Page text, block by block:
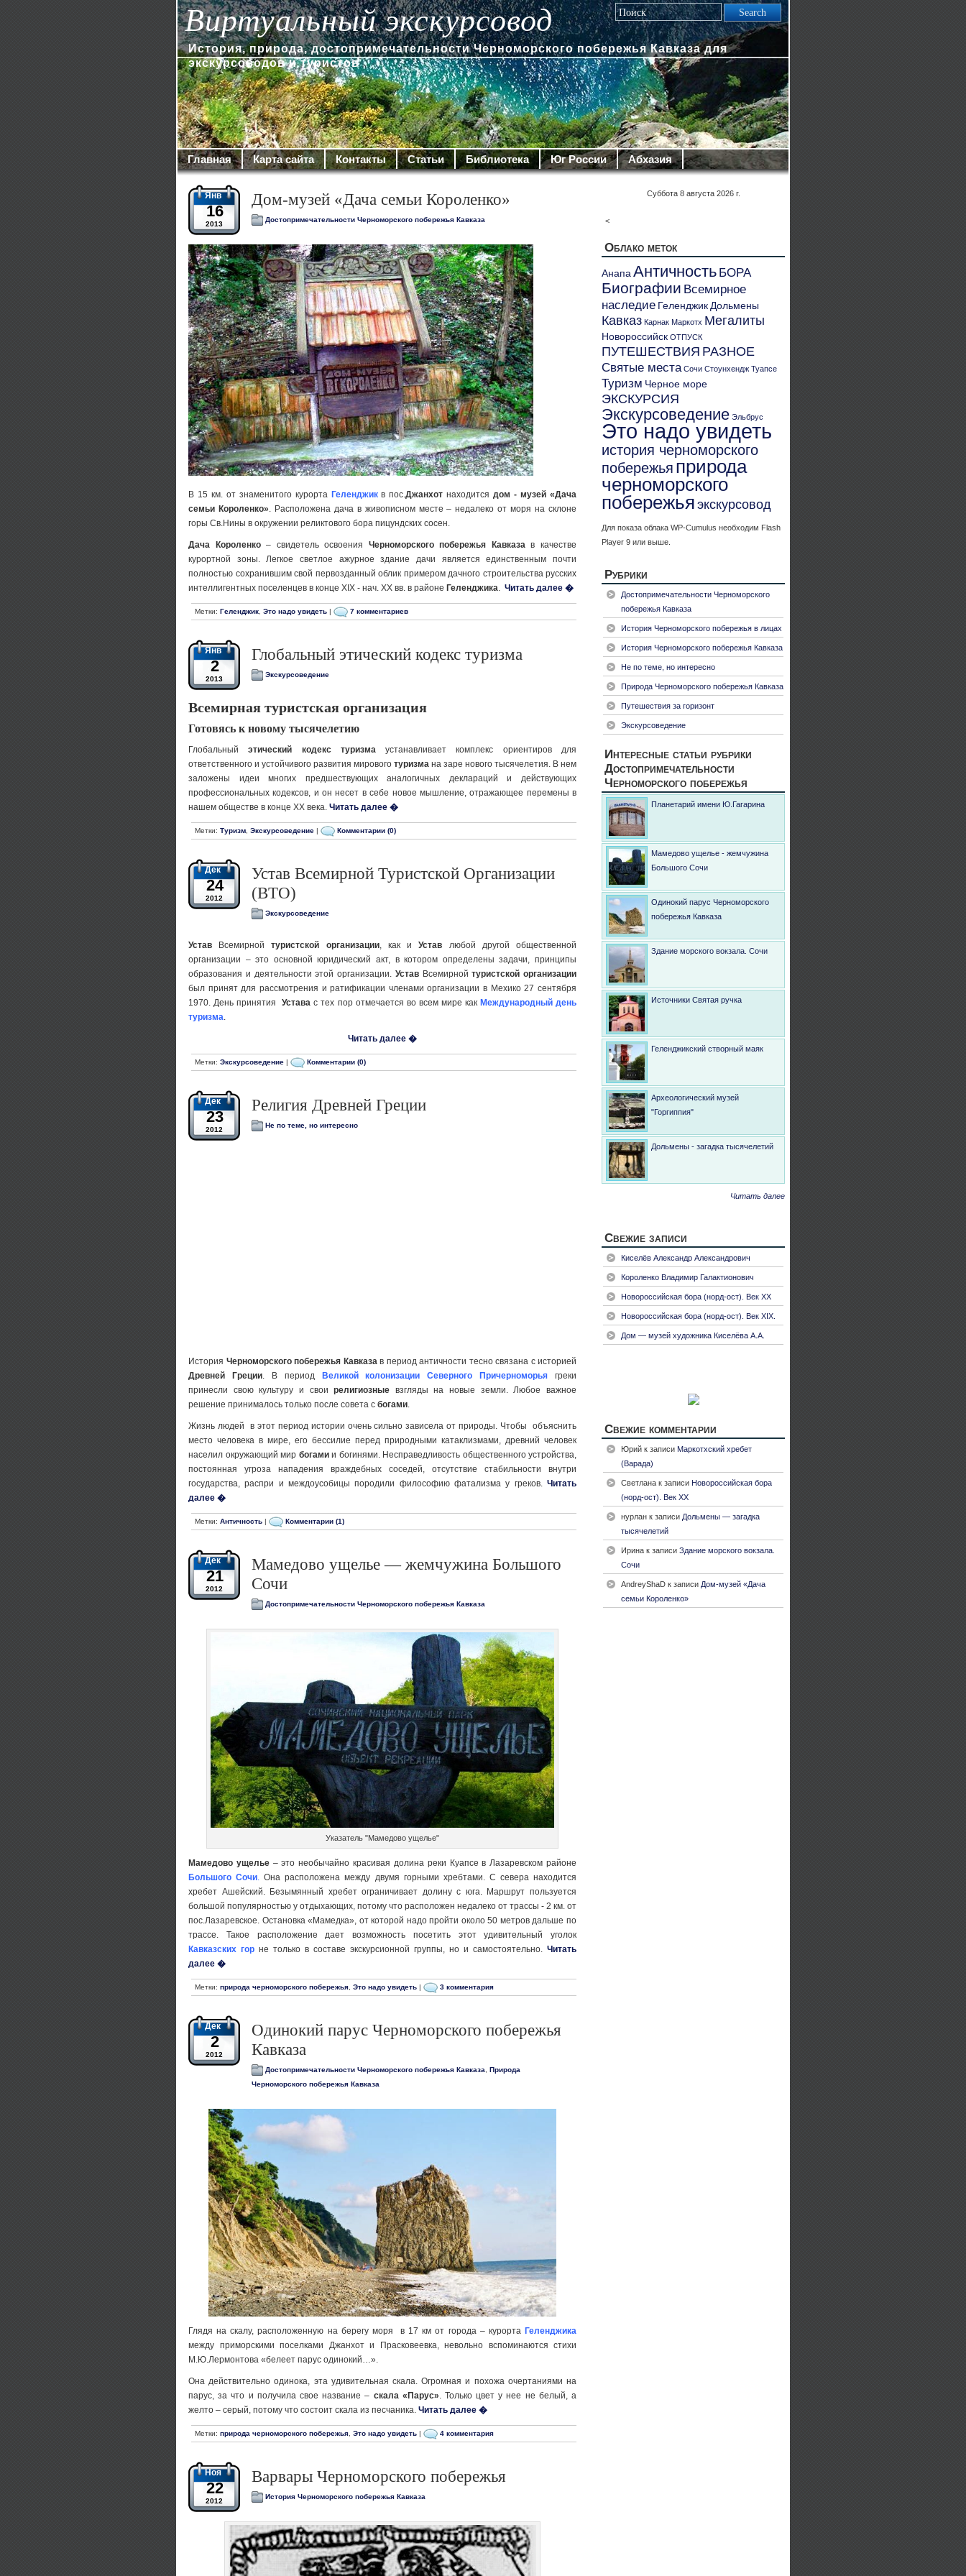
Виртуальный экскурсовод
История, природа, достопримечательности Черноморского побережья Кавказа для
экскурсоводов и туристов
Главная Карта сайта Контакты Статьи Библиотека Юг России Абхазия
Янв
16
2013
Дом-музей «Дача семьи Короленко»
Достопримечательности Черноморского побережья Кавказа
В 15 км. от знаменитого курорта Геленджикв пос.Джанхот находитсядом - музей «Дача
семьи Короленко». Расположена дача в живописном месте – недалеко от моря на склоне
горы Св.Нины в окружении реликтового бора пицундских сосен.
Дача Короленко– свидетель освоения Черноморского побережья Кавказав качестве
курортной зоны. Легкое светлое ажурное здание дачи является единственным почти
полностью сохранившим свой первозданный облик примером дачного строительства русских
интеллигентных поселенцев в конце XIX - нач. ХХ вв. в районе Геленджика. Читать далее �
Метки: Геленджик Это надо увидеть | 7 комментариев
Янв
2
2013
Глобальный этический кодекс туризма
Экскурсоведение
Всемирная туристская организация
Готовясь к новому тысячелетию
Глобальныйэтический кодекс туризмаустанавливает комплекс ориентиров для
ответственного и устойчивого развития мирового туризма на заре нового тысячелетия. В нем
заложены идеи многих предшествующих аналогичных деклараций и действующих
профессиональных кодексов, и он несет в себе новое мышление, отражающее перемены в
нашем обществе в конце XX века. Читать далее �
Метки: Туризм Экскурсоведение | Комментарии (0)
Дек
24
2012
Устав Всемирной Туристской Организации
(ВТО)
Экскурсоведение
Устав Всемирнойтуристской организации, как иУстав любой другой общественной
организации – это основной юридический акт, в котором определены задачи, принципы
образования и деятельности этой организации. УставВсемирнойтуристской организации
был принят для рассмотрения и ратификации членами организации в Мехико 27 сентября
1970. День принятияУстава с тех пор отмечается во всем мире как Международный день
туризма.
Читать далее �
Метки: Экскурсоведение | Комментарии (0)
Дек
23
2012
Религия Древней Греции
Не по теме, но интересно
История Черноморского побережья Кавказав период античности тесно связана с историей
Древней Греции. В период Великой колонизации Северного Причерноморья греки
принесли свою культуру и своирелигиозные взгляды на новые земли. Любое важное
решение принималось только после совета с богами.
Жизнь людей в этот период истории очень сильно зависела от природы. Чтобы объяснить
место человека в мире, его бессилие перед природными катаклизмами, древний человек
населил окружающий мир богамии богинями. Несправедливость общественного устройства,
постоянная угроза нападения враждебных соседей, отсутствие стабильности внутри
государства, распри и междоусобицы породили философию фатализма у греков. Читать
далее �
Метки: Античность | Комментарии (1)
Дек
21
2012
Мамедово ущелье — жемчужина Большого
Сочи
Достопримечательности Черноморского побережья Кавказа
Указатель "Мамедово ущелье"
Мамедово ущелье– это необычайно красивая долина реки Куапсе в Лазаревском районе
Большого Сочи. Она расположена между двумя горными хребтами. С севера находится
хребет Ашейский. Безымянный хребет ограничивает долину с юга. Маршрут пользуется
большой популярностью у отдыхающих, потому что расположен недалеко от трассы - 2 км. от
пос.Лазаревское. Остановка «Мамедка», от которой надо пройти около 50 метров дальше по
трассе. Такое расположение дает возможность посетить этот удивительный уголок
Кавказских гор не только в составе экскурсионной группы, но и самостоятельно. Читать
далее �
Метки: природа черноморского побережья Это надо увидеть | 3 комментария
Дек
2
2012
Одинокий парус Черноморского побережья
Кавказа
Достопримечательности Черноморского побережья Кавказа
Природа
Черноморского побережья Кавказа
Глядя на скалу, расположенную на берегу моря в 17 км от города – курорта Геленджика
между приморскими поселками Джанхот и Прасковеевка, невольно вспоминаются стихи
М.Ю.Лермонтова «белеет парус одинокий…».
Она действительно одинока, эта удивительная скала. Огромная и похожа очертаниями на
парус, за что и получила свое название – скала «Парус». Только цвет у нее не белый, а
желто – серый, потому что состоит скала из песчаника. Читать далее �
Метки: природа черноморского побережья Это надо увидеть | 4 комментария
Ноя
22
2012
Варвары Черноморского побережья
История Черноморского побережья Кавказа
Суббота 8 августа 2026 г.
<
Облако меток
Анапа Античность БОРА
Биографии Всемирное
наследие Геленджик Дольмены
Кавказ Карнак Маркотх Мегалиты
Новороссийск ОТПУСК
ПУТЕШЕСТВИЯ РАЗНОЕ
Святые места Сочи Стоунхендж Туапсе
Туризм Черное море
ЭКСКУРСИЯ
Экскурсоведение Эльбрус
Это надо увидеть
история черноморского
побережья природа
черноморского
побережьяэкскурсовод
Для показа облака WP-Cumulus необходим Flash
Player 9 или выше.
Рубрики
Достопримечательности Черноморского
побережья Кавказа
История Черноморского побережья в лицах
История Черноморского побережья Кавказа
Не по теме, но интересно
Природа Черноморского побережья Кавказа
Путешествия за горизонт
Экскурсоведение
Интересные статьи рубрики
Достопримечательности
Черноморского побережья
Планетарий имени Ю.Гагарина
Мамедово ущелье - жемчужина
Большого Сочи
Одинокий парус Черноморского
побережья Кавказа
Здание морского вокзала. Сочи
Источники Святая ручка
Геленджикский створный маяк
Археологический музей
"Горгиппия"
Дольмены - загадка тысячелетий
Читать далее
Свежие записи
Киселёв Александр Александрович
Короленко Владимир Галактионович
Новороссийская бора (норд-ост). Век XX
Новороссийская бора (норд-ост). Век XIX.
Дом — музей художника Киселёва А.А.
Свежие комментарии
Юрий к записи Маркотхский хребет
(Варада)
Светлана к записи Новороссийская бора
(норд-ост). Век XX
нурлан к записи Дольмены — загадка
тысячелетий
Ирина к записи Здание морского вокзала.
Сочи
AndreyShaD к записи Дом-музей «Дача
семьи Короленко»